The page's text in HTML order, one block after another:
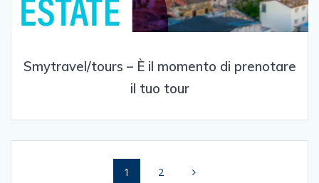
Smytravel/tours – È il momento di prenotare
il tuo tour
Navigazione
Pagina
1 Pagina
2